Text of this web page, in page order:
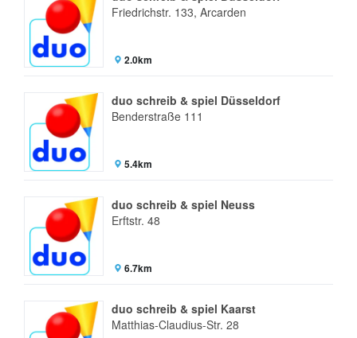
Friedrichstr. 133, Arcarden
2.0km
duo schreib & spiel Düsseldorf
Benderstraße 111
5.4km
duo schreib & spiel Neuss
Erftstr. 48
6.7km
duo schreib & spiel Kaarst
Matthias-Claudius-Str. 28